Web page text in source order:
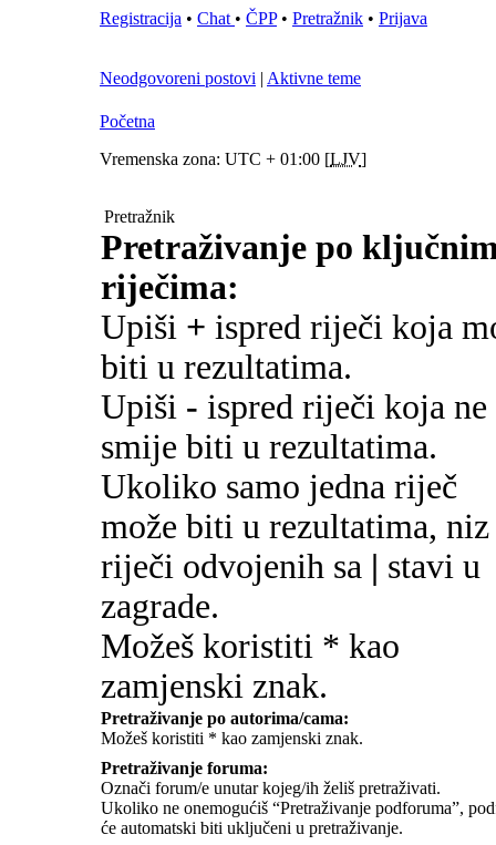
Registracija • Chat • ČPP• Pretražnik • Prijava
Neodgovoreni postovi | Aktivne teme
Početna
Vremenska zona: UTC + 01:00 [LJV]
Pretražnik
Pretraživanje po
riječima:
Upiši + ispred riječi koja
biti u rezultatima.
Upiši - ispred riječi koja ne
smije biti u rezultatima.
Ukoliko samo jedna riječ
može biti u rezultatima, niz
riječi odvojenih sa | stavi u
zagrade.
Možeš koristiti * kao
zamjenski znak.
Pretraživanje po autorima/cama:
Možeš koristiti * kao zamjenski znak.
Pretraživanje foruma:
Označi forum/e unutar kojeg/ih želiš pretraživati.
Ukoliko ne onemogućiš “Pretraživanje podforuma”,
će automatski biti uključeni u pretraživanje.